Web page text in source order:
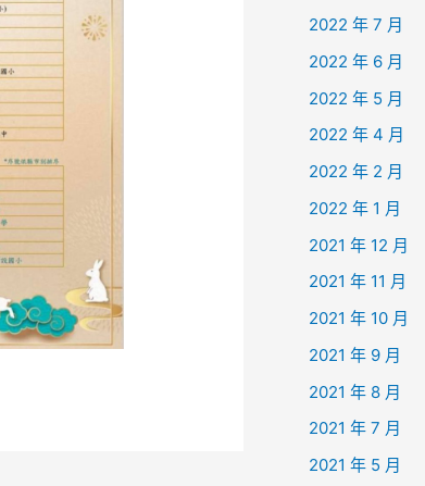
2022 年 7 月
2022 年 6 月
2022 年 5 月
2022 年 4 月
2022 年 2 月
2022 年 1 月
2021 年 12 月
2021 年 11 月
2021 年 10 月
2021 年 9 月
2021 年 8 月
2021 年 7 月
2021 年 5 月